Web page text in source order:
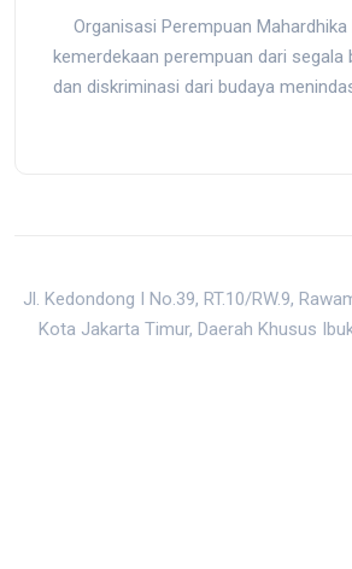
Organisasi Perempuan
kemerdekaan perempuan dari segala
dan diskriminasi dari budaya
Jl. Kedondong I No.39, RT.10/RW.9,
Kota Jakarta Timur, Daerah Khusus